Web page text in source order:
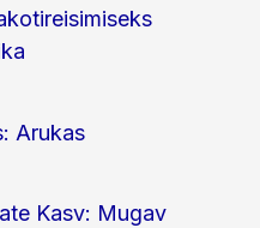
Arukas
Kasv: Mugav